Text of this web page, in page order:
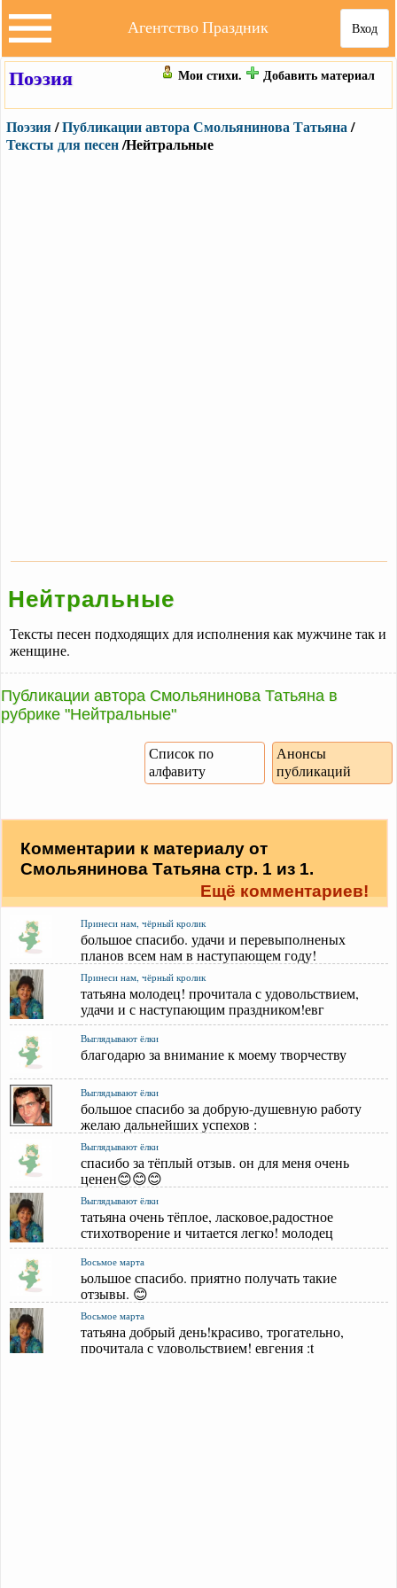
Вход
Агентство Праздник
Поэзия Мои стихи. Добавить материал
Поэзия/Публикации автора Смольянинова Татьяна/
Тексты для песен/Нейтральные
Нейтральные
Тексты песен подходящих для исполнения как мужчине так и
женщине.
Публикации автора Смольянинова Татьяна в
рубрике "Нейтральные"
Анонсы
публикаций
Список по
алфавиту
Комментарии к материалу от
Смольянинова Татьяна стр. 1 из 1.
Ещё комментариев!
Принеси нам, чёрный кролик
большое спасибо. удачи и перевыполненых
планов всем нам в наступающем году!
Принеси нам, чёрный кролик
татьяна молодец! прочитала с удовольствием,
удачи и с наступающим праздником!евг
Выглядывают ёлки
благодарю за внимание к моему творчеству
Выглядывают ёлки
большое спасибо за добрую-душевную работу
желаю дальнейших успехов :
Выглядывают ёлки
спасибо за тёплый отзыв. он для меня очень
ценен😊😊😊
Выглядывают ёлки
татьяна очень тёплое, ласковое,радостное
стихотворение и читается легко! молодец
Восьмое марта
ьольшое спасибо. приятно получать такие
отзывы. 😊
Восьмое марта
татьяна добрый день!красиво, трогательно,
прочитала с удовольствием! евгения :t